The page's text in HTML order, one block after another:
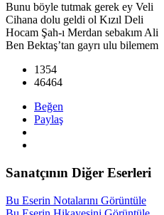
Bunu böyle tutmak gerek ey Veli
Cihana dolu geldi ol Kızıl Deli
Hocam Şah-ı Merdan sebakım Ali
Ben Bektaş’tan gayrı ulu bilemem
1354
46464
Beğen
Paylaş
Sanatçının Diğer Eserleri
Bu Eserin Notalarını Görüntüle